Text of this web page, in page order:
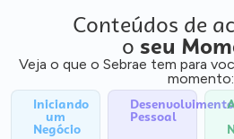
Conteúdos de
o seu
Veja o que o Sebrae tem para
momento:
Iniciando
um
Negócio
Desenvolvimento
Pessoal